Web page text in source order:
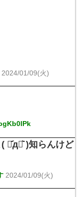
2024/01/09(火)
･᷄д･᷅ )知らんけど
2024/01/09(火)